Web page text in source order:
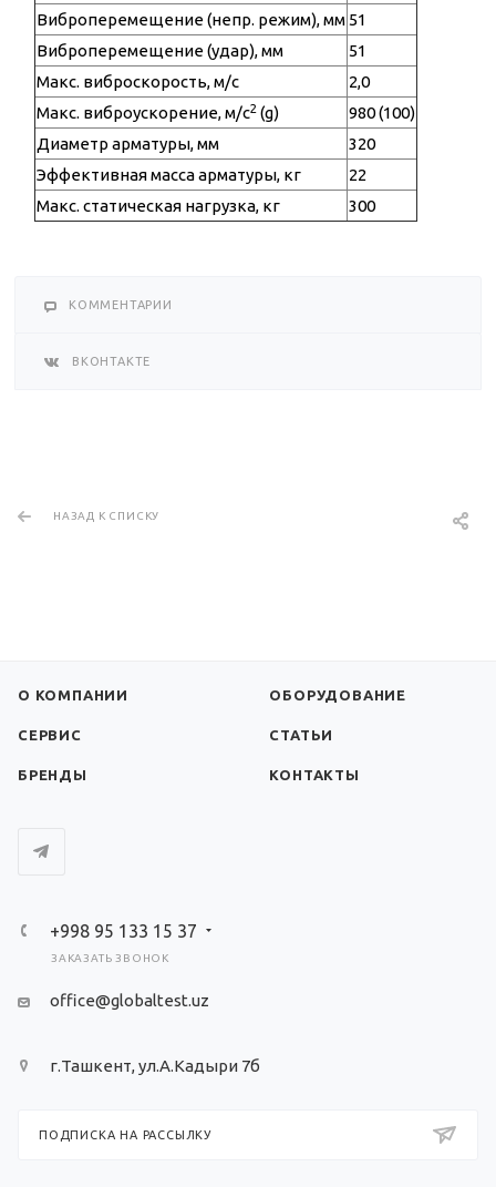
Виброперемещение (непр. режим), мм 51
Виброперемещение (удар), мм
51
Макс. виброскорость, м/с
2,0
Макс. виброускорение, м/с2 (g)
980 (100)
Диаметр арматуры, мм
320
Эффективная масса арматуры, кг
22
Макс. статическая нагрузка, кг
300
КОММЕНТАРИИ
ВКОНТАКТЕ
НАЗАД К СПИСКУ
О КОМПАНИИ ОБОРУДОВАНИЕ
СЕРВИС СТАТЬИ
БРЕНДЫ КОНТАКТЫ
+998 95 133 15 37
ЗАКАЗАТЬ ЗВОНОК
office@globaltest.uz
г.Ташкент, ул.А.Кадыри 7б
ПОДПИСКА НА РАССЫЛКУ